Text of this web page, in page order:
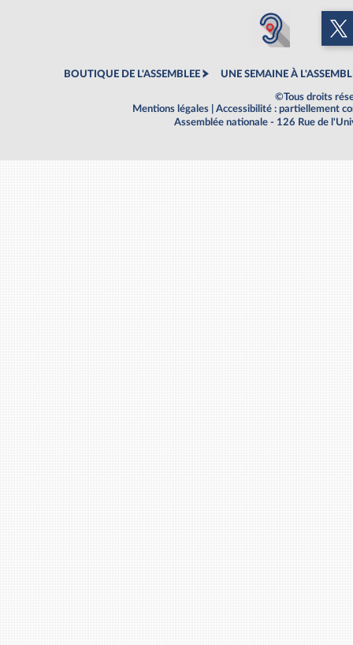
BOUTIQUE DE L'ASSEMBLEE UNE SEMAINE À
©Tous droits
Mentions légales
Accessibilité : partiellement
Assemblée nationale - 126 Rue de